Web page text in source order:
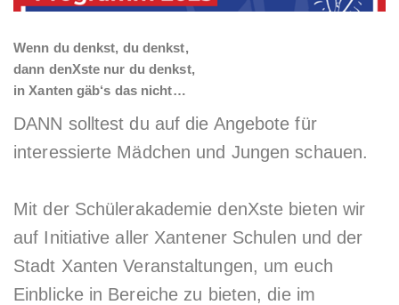
Wenn du denkst, du denkst,
dann denXste nur du denkst,
in Xanten gäb‘s das nicht…
DANN solltest du auf die Angebote für
interessierte Mädchen und Jungen schauen.
Mit der Schülerakademie denXste bieten wir
auf Initiative aller Xantener Schulen und der
Stadt Xanten Veranstaltungen, um euch
Einblicke in Bereiche zu bieten, die im